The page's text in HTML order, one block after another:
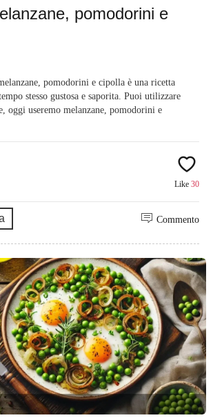
pomodorini e
pomodorini e cipolla è una ricetta
stesso gustosa e saporita. Puoi utilizzare
oggi useremo melanzane, pomodorini e
Like 30
Commento